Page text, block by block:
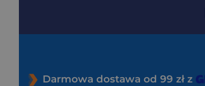
Darmowa dostawa od 99 zł z